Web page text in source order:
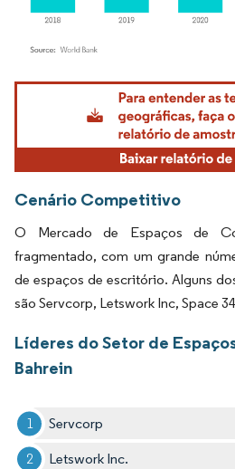
Imagem © Mordor Intelligence. O reuso
Cenário Competitivo
O Mercado de Espaços de
fragmentado, com um grande
de espaços de escritório. Alguns
são Servcorp, Letswork Inc, Space
Líderes do Setor de
Bahrein
Servcorp
Letswork Inc.